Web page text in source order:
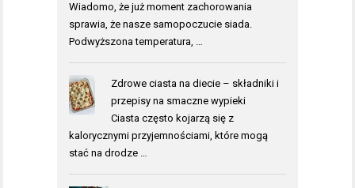
Wiadomo, że już moment zachorowania
sprawia, że nasze samopoczucie siada.
Podwyższona temperatura, …
Zdrowe ciasta na diecie – składniki i
przepisy na smaczne wypieki
Ciasta często kojarzą się z
kalorycznymi przyjemnościami, które mogą
stać na drodze …